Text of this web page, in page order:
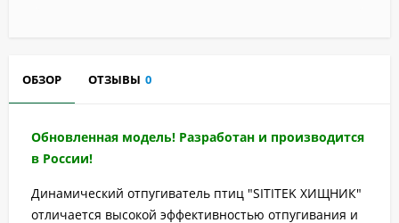
ОБЗОР ОТЗЫВЫ 0
Обновленная модель! Разработан и производится
в России!
Динамический отпугиватель птиц "SITITEK ХИЩНИК"
отличается высокой эффективностью отпугивания и